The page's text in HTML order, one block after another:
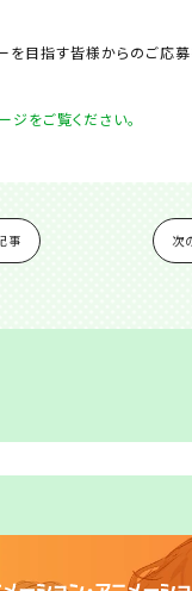
を目指す皆様からのご応
ジをご覧ください。
事 次